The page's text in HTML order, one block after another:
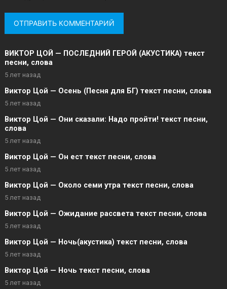
ВИКТОР ЦОЙ — ПОСЛЕДНИЙ ГЕРОЙ (АКУСТИКА) текст
песни, слова
5 лет назад
Виктор Цой — Осень (Песня для БГ) текст песни, слова
5 лет назад
Виктор Цой — Они сказали: Надо пройти! текст песни,
слова
5 лет назад
Виктор Цой — Он ест текст песни, слова
5 лет назад
Виктор Цой — Около семи утра текст песни, слова
5 лет назад
Виктор Цой — Ожидание рассвета текст песни, слова
5 лет назад
Виктор Цой — Ночь(акустика) текст песни, слова
5 лет назад
Виктор Цой — Ночь текст песни, слова
5 лет назад